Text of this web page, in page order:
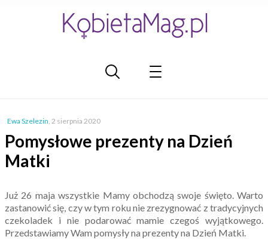
Ewa Szelezin, 2 sierpnia 2020
Pomysłowe prezenty na Dzień
Matki
Już 26 maja wszystkie Mamy obchodzą swoje święto. Warto
zastanowić się, czy w tym roku nie zrezygnować z tradycyjnych
czekoladek i nie podarować mamie czegoś wyjątkowego.
Przedstawiamy Wam pomysły na prezenty na Dzień Matki.